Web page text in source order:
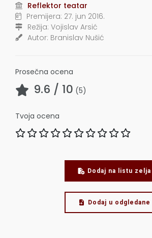
Reflektor teatar
Premijera: 27. jun 2016.
Režija: Vojislav Arsić
Autor: Branislav Nušić
Prosečna ocena
9.6 / 10 (5)
Tvoja ocena
Dodaj na listu zelja
Dodaj u odgledane